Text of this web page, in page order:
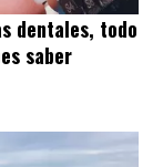
dentales, todo
saber